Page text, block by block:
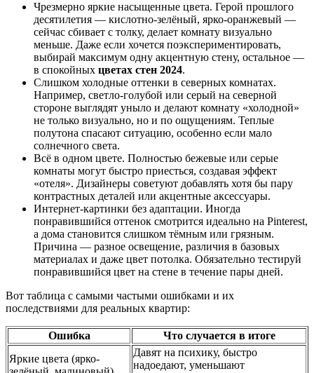
Чрезмерно яркие насыщенные цвета. Герой прошлого
десятилетия — кислотно-зелёный, ярко-оранжевый —
сейчас сбивает с толку, делает комнату визуально
меньше. Даже если хочется поэкспериментировать,
выбирай максимум одну акцентную стену, остальное —
в спокойных цветах стен 2024.
Слишком холодные оттенки в северных комнатах.
Например, светло-голубой или серый на северной
стороне выглядят уныло и делают комнату «холодной»
не только визуально, но и по ощущениям. Теплые
полутона спасают ситуацию, особенно если мало
солнечного света.
Всё в одном цвете. Полностью бежевые или серые
комнаты могут быстро приесться, создавая эффект
«отеля». Дизайнеры советуют добавлять хотя бы пару
контрастных деталей или акцентные аксессуары.
Интернет-картинки без адаптации. Иногда
понравившийся оттенок смотрится идеально на Pinterest,
а дома становится слишком тёмным или грязным.
Причина — разное освещение, различия в базовых
материалах и даже цвет потолка. Обязательно тестируй
понравившийся цвет на стене в течение пары дней.
Вот таблица с самыми частыми ошибками и их
последствиями для реальных квартир:
Ошибка
Что случается в итоге
Яркие цвета (ярко-
Давят на психику, быстро
надоедают, уменьшают